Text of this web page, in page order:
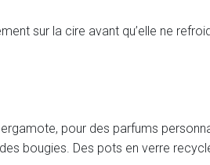
sur la cire avant qu’elle ne
pour des parfums
bougies. Des pots en verre